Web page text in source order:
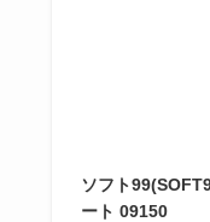
ソフト
ート 09150